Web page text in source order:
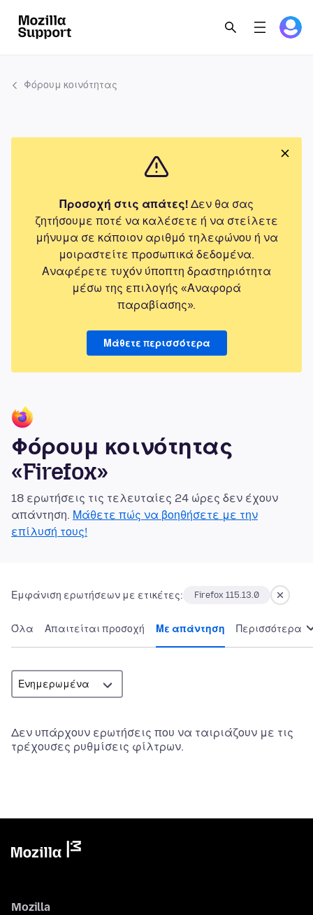
Φόρουμ κοινότητας
Προσοχή στις απάτες! Δεν θα σας
ζητήσουμε ποτέ να καλέσετε ή να στείλετε
μήνυμα σε κάποιον αριθμό τηλεφώνου ή να
μοιραστείτε προσωπικά δεδομένα.
Αναφέρετε τυχόν ύποπτη δραστηριότητα
μέσω της επιλογής «Αναφορά
παραβίασης».
Μάθετε περισσότερα
Φόρουμ κοινότητας
«Firefox»
18 ερωτήσεις τις τελευταίες 24 ώρες δεν έχουν
απάντηση. Μάθετε πώς να βοηθήσετε με την
επίλυσή τους!
Εμφάνιση ερωτήσεων με ετικέτες: Firefox 115.13.0
Όλα Απαιτείται προσοχή Με απάντηση Περισσότερα
Δεν υπάρχουν ερωτήσεις που να ταιριάζουν με τις
τρέχουσες ρυθμίσεις φίλτρων.
Mozilla